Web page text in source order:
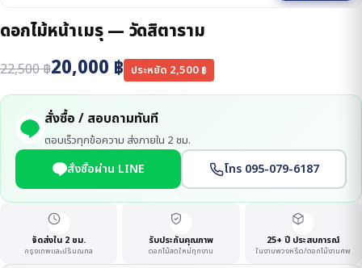
ดอกไม้หน้าเมรุ — วัดสิตาราม
22,500฿20,000 ฿ ประหยัด 2,500 ฿
สั่งซื้อ / สอบถามทันที
ตอบเร็วทุกข้อความ ส่งภายใน 2 ชม.
สั่งซื้อผ่าน LINE โทร 095-079-6187
จัดส่งใน 2 ชม.
กรุงเทพและปริมณฑล
รับประกันคุณภาพ
ดอกไม้สดใหม่ทุกงาน
25+ ปี ประสบการณ์
ในงานพวงหรีด/ดอกไม้งานศพ